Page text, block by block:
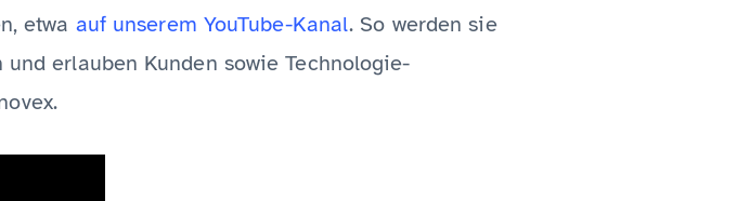
etwa auf unserem YouTube-Kanal. So werden sie
erlauben Kunden sowie Technologie-